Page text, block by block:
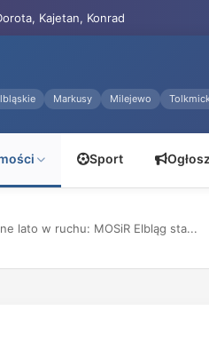
Kajetan, Konrad
Markusy Milejewo
Sport
lato w ruchu: MOSiR Elbląg sta...